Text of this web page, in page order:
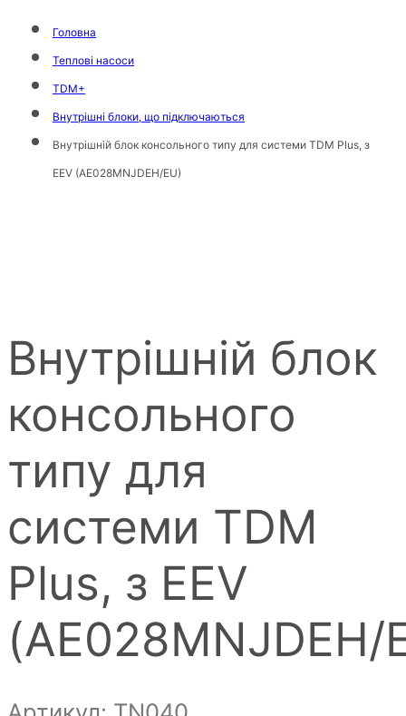
Головна
Теплові насоси
TDM+
Внутрішні блоки, що підключаються
Внутрішній блок консольного типу для системи TDM Plus, з
EEV (AE028MNJDEH/EU)
Внутрішній блок
консольного
типу для
системи TDM
Plus, з EEV
(AE028MNJDEH/